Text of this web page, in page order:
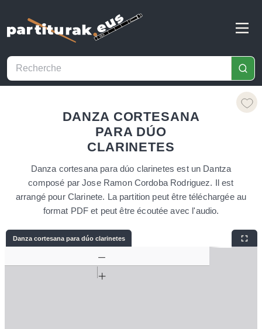
DANZA CORTESANA
PARA DÚO
CLARINETES
Danza cortesana para dúo clarinetes est un Dantza
composé par Jose Ramon Cordoba Rodriguez. Il est
arrangé pour Clarinete. La partition peut être téléchargée au
format PDF et peut être écoutée avec l'audio.
Danza cortesana para dúo clarinetes